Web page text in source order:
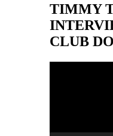
TIMMY
CLUB